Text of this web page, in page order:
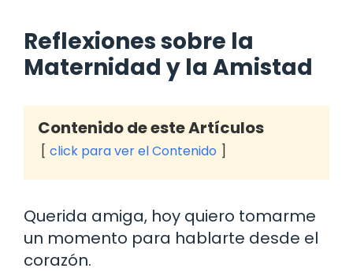
Reflexiones sobre la
Maternidad y la Amistad
Contenido de este Artículos
click para ver el Contenido
Querida amiga, hoy quiero tomarme
un momento para hablarte desde el
corazón.